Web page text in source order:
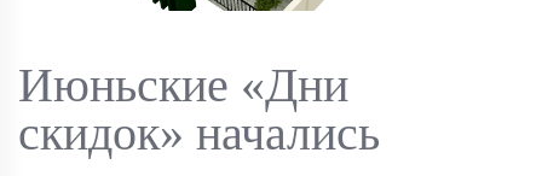
Июньские «Дни
скидок» начались